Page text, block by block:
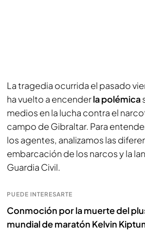
La tragedia ocurrida el pasado
ha vuelto a encenderla polémica
medios en la lucha contra el
campo de Gibraltar. Para
los agentes, analizamos las
embarcación de los narcos y la
Guardia Civil.
PUEDE INTERESARTE
Conmoción por la muerte del
mundial de maratón Kelvin